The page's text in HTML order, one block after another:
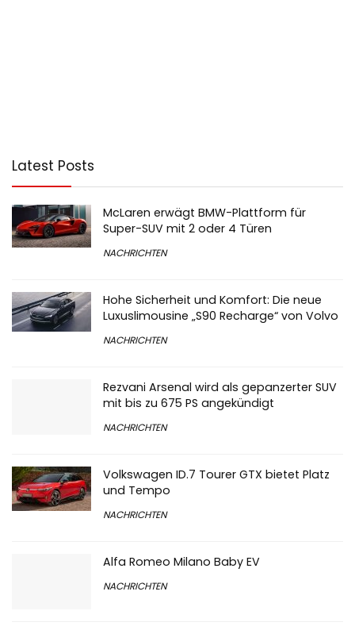
Latest Posts
McLaren erwägt BMW-Plattform für
Super-SUV mit 2 oder 4 Türen
NACHRICHTEN
Hohe Sicherheit und Komfort: Die neue
Luxuslimousine „S90 Recharge“ von Volvo
NACHRICHTEN
Rezvani Arsenal wird als gepanzerter SUV
mit bis zu 675 PS angekündigt
NACHRICHTEN
Volkswagen ID.7 Tourer GTX bietet Platz
und Tempo
NACHRICHTEN
Alfa Romeo Milano Baby EV
NACHRICHTEN